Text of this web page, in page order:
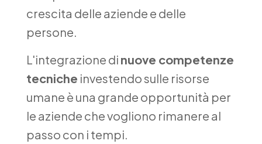
crescita delle aziende e delle
persone.
L'integrazione di nuove competenze
tecniche investendo sulle risorse
umane è una grande opportunità per
le aziende che vogliono rimanere al
passo con i tempi.